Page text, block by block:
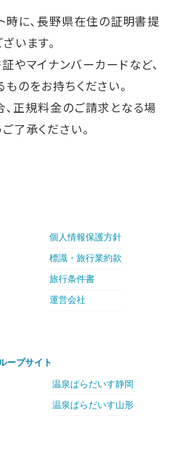
時に、長野県在住の証明書提
います。
やマイナンバーカードなど、
のをお持ちください。
正規料金のご請求となる場
了承ください。
個人情報保護方針
標識・旅行業約款
旅行条件書
運営会社
ープサイト
温泉ぱらだいす静岡
温泉ぱらだいす山形